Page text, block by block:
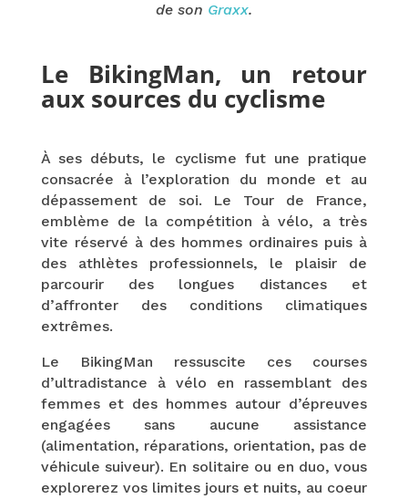
de son Graxx.
Le BikingMan, un retour
aux sources du cyclisme
À ses débuts, le cyclisme fut une pratique
consacrée à l’exploration du monde et au
dépassement de soi. Le Tour de France,
emblème de la compétition à vélo, a très
vite réservé à des hommes ordinaires puis à
des athlètes professionnels, le plaisir de
parcourir des longues distances et
d’affronter des conditions climatiques
extrêmes.
Le BikingMan ressuscite ces courses
d’ultradistance à vélo en rassemblant des
femmes et des hommes autour d’épreuves
engagées sans aucune assistance
(alimentation, réparations, orientation, pas de
véhicule suiveur). En solitaire ou en duo, vous
explorerez vos limites jours et nuits, au coeur